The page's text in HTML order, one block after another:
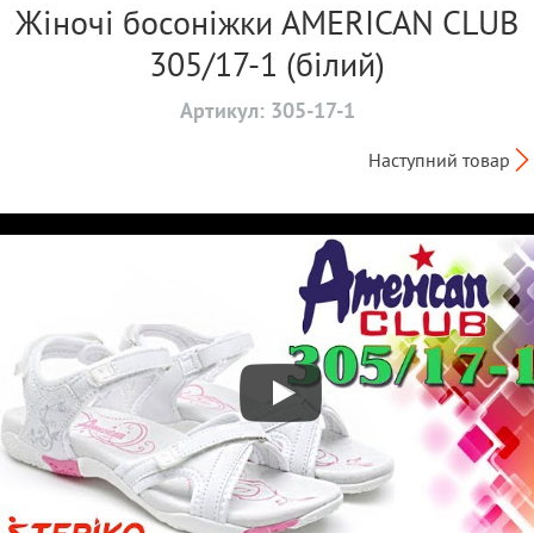
Жіночі босоніжки AMERICAN CLUB
305/17-1 (білий)
Артикул: 305-17-1
Наступний товар